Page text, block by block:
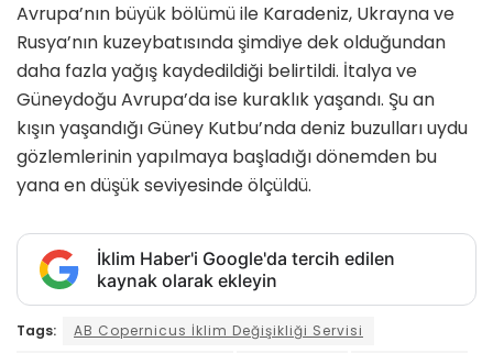
Avrupa’nın büyük bölümü ile Karadeniz, Ukrayna ve
Rusya’nın kuzeybatısında şimdiye dek olduğundan
daha fazla yağış kaydedildiği belirtildi. İtalya ve
Güneydoğu Avrupa’da ise kuraklık yaşandı. Şu an
kışın yaşandığı Güney Kutbu’nda deniz buzulları uydu
gözlemlerinin yapılmaya başladığı dönemden bu
yana en düşük seviyesinde ölçüldü.
İklim Haber'i Google'da tercih edilen
kaynak olarak ekleyin
Tags:
AB Copernicus İklim Değişikliği Servisi